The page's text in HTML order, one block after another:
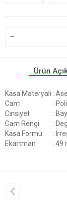
-
Ürün
Kasa Materyali :
Cam
:
Cinsiyet
:
Cam Rengi
:
Kasa Formu
:
Ekartman
: 49